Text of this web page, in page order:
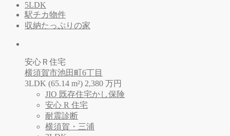
5LDK
駅チカ物件
収納たっぷりの家
安心Ｒ住宅
横須賀市池田町6丁目
3LDK (65.14 m²) 2,380 万円
JIO 既存住宅かし保険
安心 R 住宅
耐震診断
横須賀・三浦